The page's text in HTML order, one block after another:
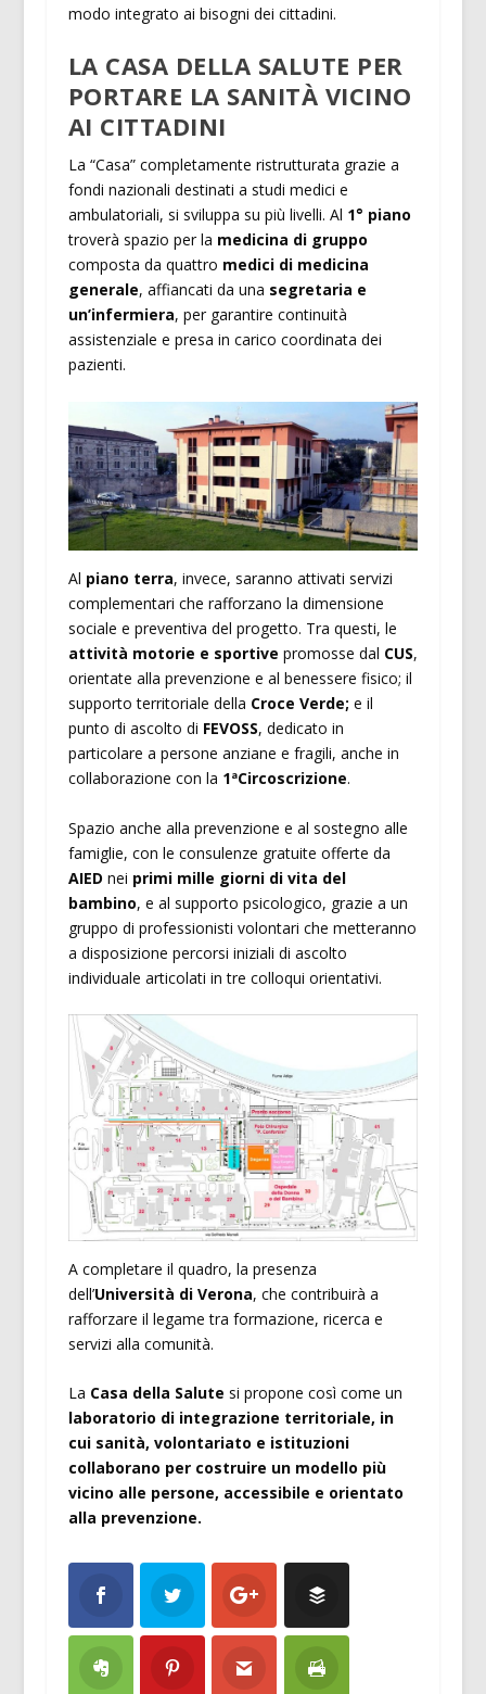
modo integrato ai bisogni dei cittadini.
LA CASA DELLA SALUTE PER
PORTARE LA SANITÀ VICINO
AI CITTADINI
La “Casa” completamente ristrutturata grazie a
fondi nazionali destinati a studi medici e
ambulatoriali, si sviluppa su più livelli. Al 1° piano
troverà spazio per la medicina di gruppo
composta da quattro medici di medicina
generale, affiancati da una segretaria e
un’infermiera, per garantire continuità
assistenziale e presa in carico coordinata dei
pazienti.
Al piano terra, invece, saranno attivati servizi
complementari che rafforzano la dimensione
sociale e preventiva del progetto. Tra questi, le
attività motorie e sportive promosse dal CUS,
orientate alla prevenzione e al benessere fisico; il
supporto territoriale della Croce Verde; e il
punto di ascolto di FEVOSS, dedicato in
particolare a persone anziane e fragili, anche in
collaborazione con la 1ªCircoscrizione.
Spazio anche alla prevenzione e al sostegno alle
famiglie, con le consulenze gratuite offerte da
AIED nei primi mille giorni di vita del
bambino, e al supporto psicologico, grazie a un
gruppo di professionisti volontari che metteranno
a disposizione percorsi iniziali di ascolto
individuale articolati in tre colloqui orientativi.
A completare il quadro, la presenza
dell’Università di Verona, che contribuirà a
rafforzare il legame tra formazione, ricerca e
servizi alla comunità.
La Casa della Salute si propone così come un
laboratorio di integrazione territoriale, in
cui sanità, volontariato e istituzioni
collaborano per costruire un modello più
vicino alle persone, accessibile e orientato
alla prevenzione.